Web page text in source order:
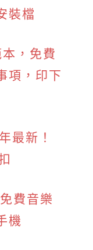
裝檔
，免費
項，印下
最新！
費音樂
機